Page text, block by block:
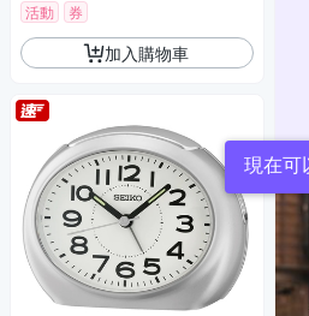
活動 券
加入購物車
現在可